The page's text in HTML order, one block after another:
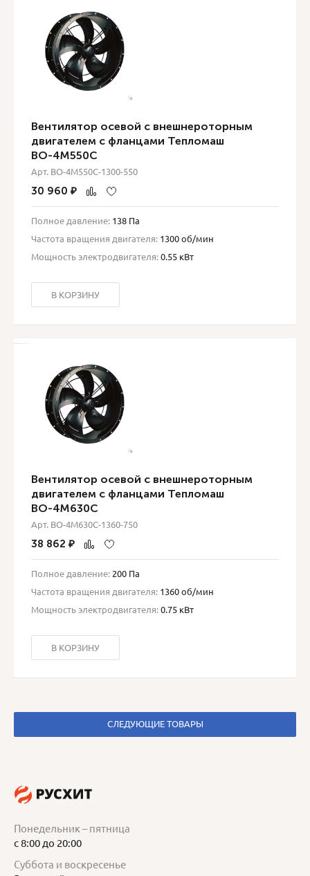
Вентилятор осевой с внешнероторным
двигателем с фланцами Тепломаш
ВО-4М550С
Арт. ВО-4М550С-1300-550
30 960 ₽
Полное давление: 138 Па
Частота вращения двигателя: 1300 об/мин
Мощность электродвигателя:0.55 кВт
В КОРЗИНУ
Вентилятор осевой с внешнероторным
двигателем с фланцами Тепломаш
ВО-4М630С
Арт. ВО-4М630С-1360-750
38 862 ₽
Полное давление: 200 Па
Частота вращения двигателя: 1360 об/мин
Мощность электродвигателя:0.75 кВт
В КОРЗИНУ
СЛЕДУЮЩИЕ ТОВАРЫ
Понедельник – пятница
с 8:00 до 20:00
Суббота и воскресенье